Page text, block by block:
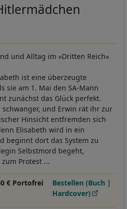
und Alltag im »Dritten Reich«
ist eine überzeugte
sie am 1. Mai den SA-Mann
zunächst das Glück perfekt.
und Erwin rät ihr zur
Hinsicht entfremden sich
Elisabeth wird in ein
beginnt dort das System zu
Selbstmord begeht,
Protest ...
€ Portofrei
Bestellen (Buch |
Hardcover)